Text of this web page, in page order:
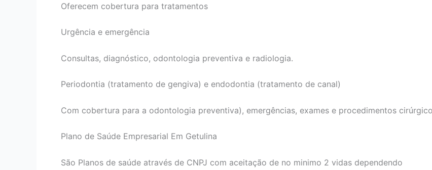
Oferecem cobertura para tratamentos
Urgência e emergência
Consultas, diagnóstico, odontologia preventiva e radiologia.
Periodontia (tratamento de gengiva) e endodontia (tratamento de canal)
Com cobertura para a odontologia preventiva), emergências, exames e procedimentos
Plano de Saúde Empresarial Em Getulina
São Planos de saúde através de CNPJ com aceitação de no minimo 2 vidas dependendo